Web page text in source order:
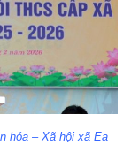
hóa – Xã hội xã Ea